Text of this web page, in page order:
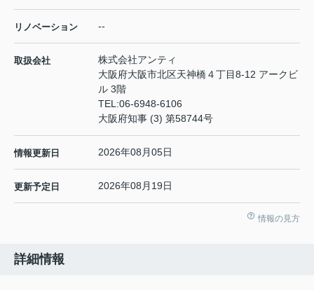
リノベーション --
取扱会社
株式会社アンティ
大阪府大阪市北区天神橋４丁目8-12 アークビ
ル 3階
TEL:06-6948-6106
大阪府知事 (3) 第58744号
情報更新日 2026年08月05日
更新予定日 2026年08月19日
情報の見方
詳細情報